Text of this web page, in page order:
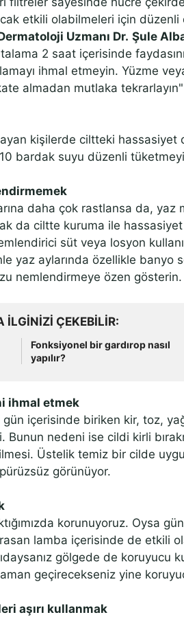
etkili olabilmeleri için düzenli
Uzmanı Dr. Şule
2 saat içerisinde
ihmal etmeyin. Yüzme
almadan mutlaka tekrarlayın"
kişilerde ciltteki
10 bardak suyu düzenli
daha çok rastlansa da, yaz
da ciltte kuruma ile
süt veya losyon
yaz aylarında özellikle banyo
nemlendirmeye özen gösterin.
ILGINIZI ÇEKEBILIR
Fonksiyonel bir gardırop nasıl
yapılır?
ihmal etmek
içerisinde biriken kir, toz,
Bunun nedeni ise cildi kirli
Üstelik temiz bir cilde
görünüyor.
korunuyoruz. Oysa
lamba içerisinde de etkili
gölgede de koruyucu
geçirecekseniz yine
aşırı kullanmak